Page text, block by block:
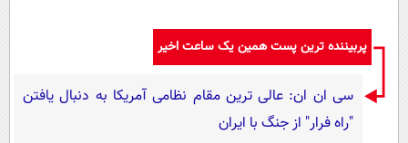
پربیننده ترین پست همین یک ساعت اخیر
سی ان ان: عالی ترین مقام نظامی آمریکا به دنبال یافتن
"راه فرار" از جنگ با ایران